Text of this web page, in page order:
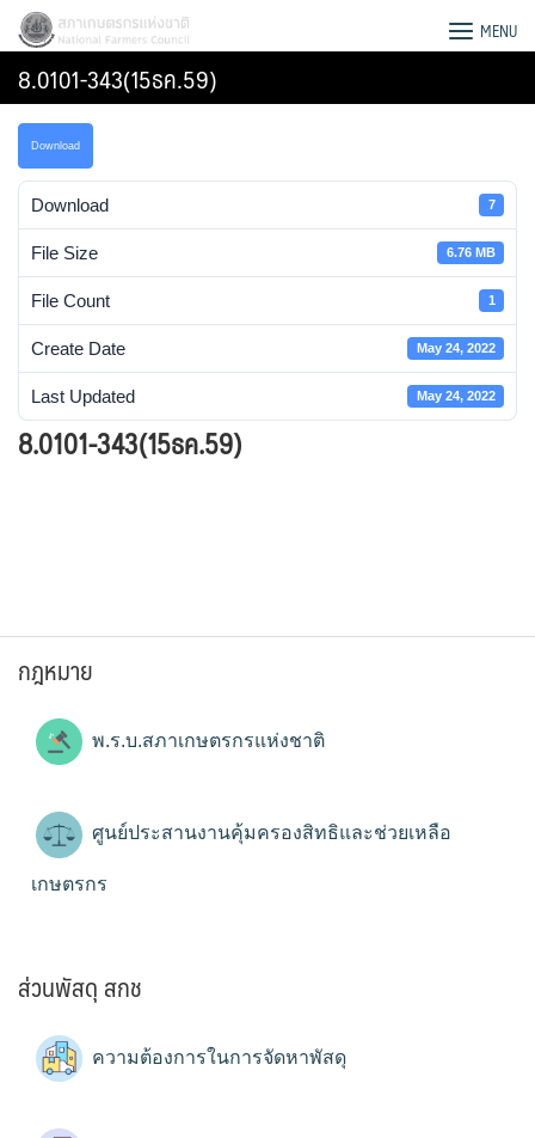
Skip
content
Search
สภาเกษตรกรแห่งชาติ MENU
8.0101-343(15ธค.59)
Download
Download 7
File Size 6.76 MB
File Count 1
Create Date May 24, 2022
Last Updated May 24, 2022
8.0101-343(15ธค.59)
กฎหมาย
พ.ร.บ.สภาเกษตรกรแห่งชาติ
ศูนย์ประสานงานคุ้มครองสิทธิและช่วยเหลือ
เกษตรกร
ส่วนพัสดุ สกช
ความต้องการในการจัดหาพัสดุ